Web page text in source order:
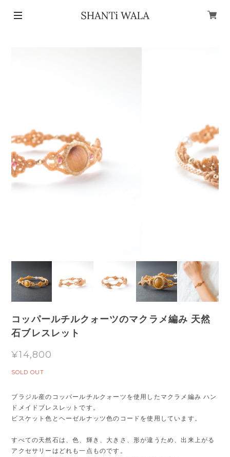
コッパールチルクォーツのマクラメ編み 天然
石ブレスレット
¥14,800
SOLD OUT
ブラジル産のコッパールチルクォーツを使用したマクラメ編み ハン
ドメイドブレスレットです。
ビスケット色とヘーゼルナッツ色のコードを使用しています。
すべての天然石は、色、輝き、大きさ、形が違うため、出来上がる
アクセサリーはどれも一点ものです。